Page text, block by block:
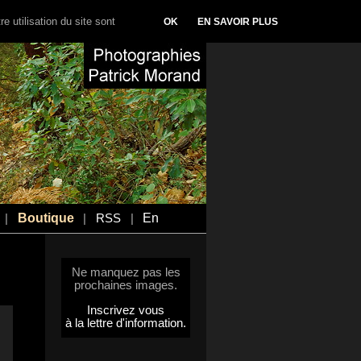
Boutique RSS En
Ne manquez pas les
prochaines images.
Inscrivez vous
à la lettre d'information.
utilisation du site sont OK EN SAVOIR PLUS